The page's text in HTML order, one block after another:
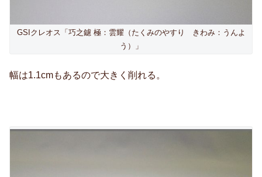
GSIクレオス「巧之鑢 極：雲耀（たくみのやすり きわみ：うんよ
う）」
幅は1.1cmもあるので大きく削れる。